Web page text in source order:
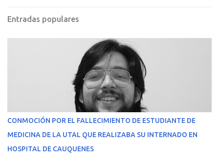
Entradas populares
CONMOCIÓN POR EL FALLECIMIENTO DE ESTUDIANTE DE
MEDICINA DE LA UTAL QUE REALIZABA SU INTERNADO EN
HOSPITAL DE CAUQUENES